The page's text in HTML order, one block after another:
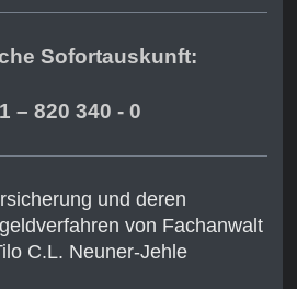
Sofortauskunft:
– 820 340 - 0
und deren
von Fachanwalt
C.L. Neuner-Jehle